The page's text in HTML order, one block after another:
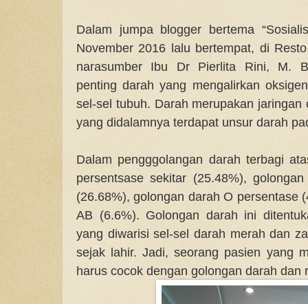
Dalam jumpa blogger bertema
November 2016 lalu bertempat, di
narasumber Ibu Dr Pierlita Rini, M.
penting darah yang mengalirkan
sel-sel tubuh. Darah merupakan
yang didalamnya terdapat unsur darah
Dalam pengggolangan darah terbagi
persentsase sekitar (25.48%),
(26.68%), golongan darah O persentase
AB (6.6%). Golongan darah ini
yang diwarisi sel-sel darah merah dan
sejak lahir. Jadi, seorang pasien yang
harus cocok dengan golongan darah dan